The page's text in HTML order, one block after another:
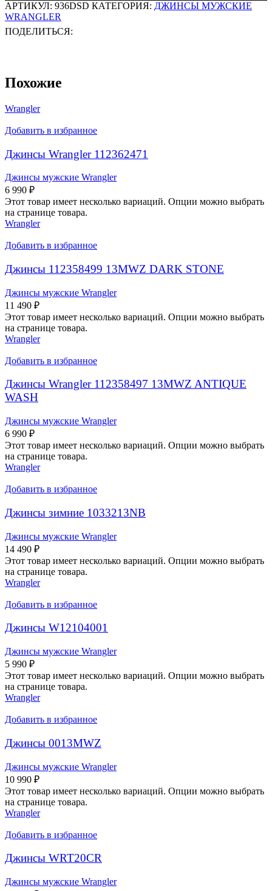
АРТИКУЛ: 936DSD КАТЕГОРИЯ: ДЖИНСЫ МУЖСКИЕ
WRANGLER
ПОДЕЛИТЬСЯ:
Похожие
Wrangler
Добавить в избранное
Джинсы Wrangler 112362471
Джинсы мужские Wrangler
6 990 ₽
Этот товар имеет несколько вариаций. Опции можно выбрать
на странице товара.
Wrangler
Добавить в избранное
Джинсы 112358499 13MWZ DARK STONE
Джинсы мужские Wrangler
11 490 ₽
Этот товар имеет несколько вариаций. Опции можно выбрать
на странице товара.
Wrangler
Добавить в избранное
Джинсы Wrangler 112358497 13MWZ ANTIQUE
WASH
Джинсы мужские Wrangler
6 990 ₽
Этот товар имеет несколько вариаций. Опции можно выбрать
на странице товара.
Wrangler
Добавить в избранное
Джинсы зимние 1033213NB
Джинсы мужские Wrangler
14 490 ₽
Этот товар имеет несколько вариаций. Опции можно выбрать
на странице товара.
Wrangler
Добавить в избранное
Джинсы W12104001
Джинсы мужские Wrangler
5 990 ₽
Этот товар имеет несколько вариаций. Опции можно выбрать
на странице товара.
Wrangler
Добавить в избранное
Джинсы 0013MWZ
Джинсы мужские Wrangler
10 990 ₽
Этот товар имеет несколько вариаций. Опции можно выбрать
на странице товара.
Wrangler
Добавить в избранное
Джинсы WRT20CR
Джинсы мужские Wrangler